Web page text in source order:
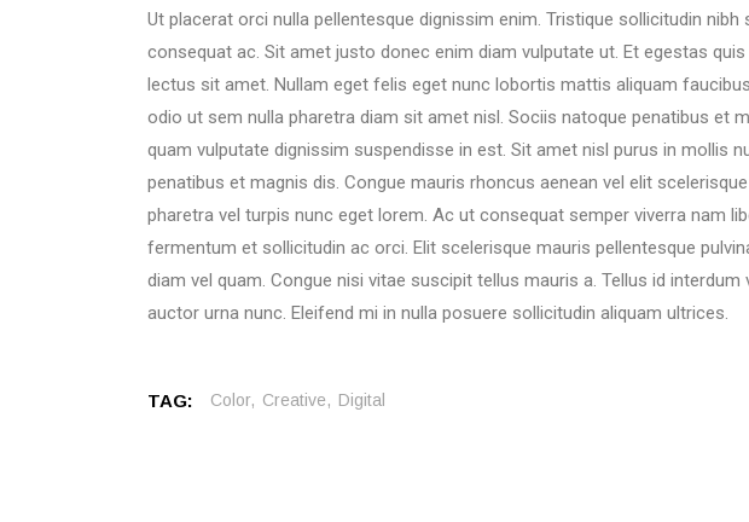
Ut placerat orci nulla pellentesque dignissim enim. Tristique sollicitudin
consequat ac. Sit amet justo donec enim diam vulputate ut. Et egestas
lectus sit amet. Nullam eget felis eget nunc lobortis mattis aliquam
odio ut sem nulla pharetra diam sit amet nisl. Sociis natoque penatibus et
quam vulputate dignissim suspendisse in est. Sit amet nisl purus in mollis
penatibus et magnis dis. Congue mauris rhoncus aenean vel elit
pharetra vel turpis nunc eget lorem. Ac ut consequat semper viverra nam
fermentum et sollicitudin ac orci. Elit scelerisque mauris pellentesque
diam vel quam. Congue nisi vitae suscipit tellus mauris a. Tellus id
auctor urna nunc. Eleifend mi in nulla posuere sollicitudin aliquam ultrices.
TAG: Color Creative Digital